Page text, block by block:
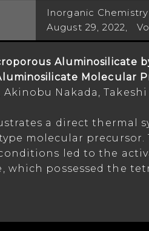
Inorganic Chemistry
August 29, 2022,
Aluminosilicate
Molecular
Nakada,
a direct thermal
molecular
led to the
which possessed the